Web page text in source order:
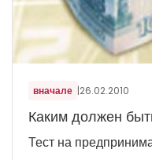
вначале |26.02.2010
Каким должен
Тест на